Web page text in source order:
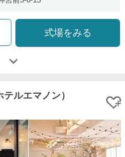
式場をみる
ルエマノン）